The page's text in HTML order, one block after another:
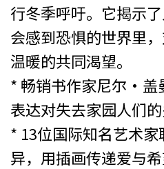
行冬季呼吁。它揭示
会感到恐惧的世界里
温暖的共同渴望。
* 畅销书作家尼尔·盖
表达对失去家园人们
* 13位国际知名艺术
异，用插画传递爱与